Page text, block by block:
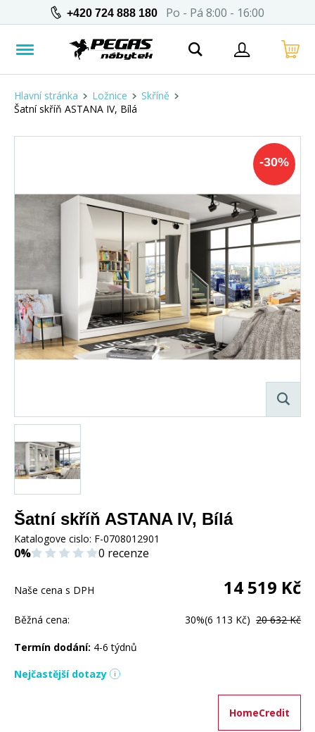
+420 724 888 180 Po - Pá 8:00 - 16:00
Hlavní stránka Ložnice
Skříně
Šatní skříň ASTANA IV, Bílá
-30%
Šatní skříň ASTANA IV, Bílá
Katalogove cislo: F-0708012901
0% 0 recenze
Naše cena s DPH 14 519 Kč
Běžná cena: 30%(6 113 Kč) 20 632 Kč
Termín dodání: 4-6 týdnů
Nejčastější dotazy
HomeCredit